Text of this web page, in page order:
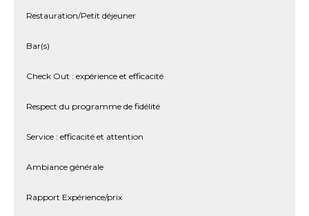
Restauration/Petit déjeuner
Bar(s)
Check Out : expérience et efficacité
Respect du programme de fidélité
Service : efficacité et attention
Ambiance générale
Rapport Expérience/prix